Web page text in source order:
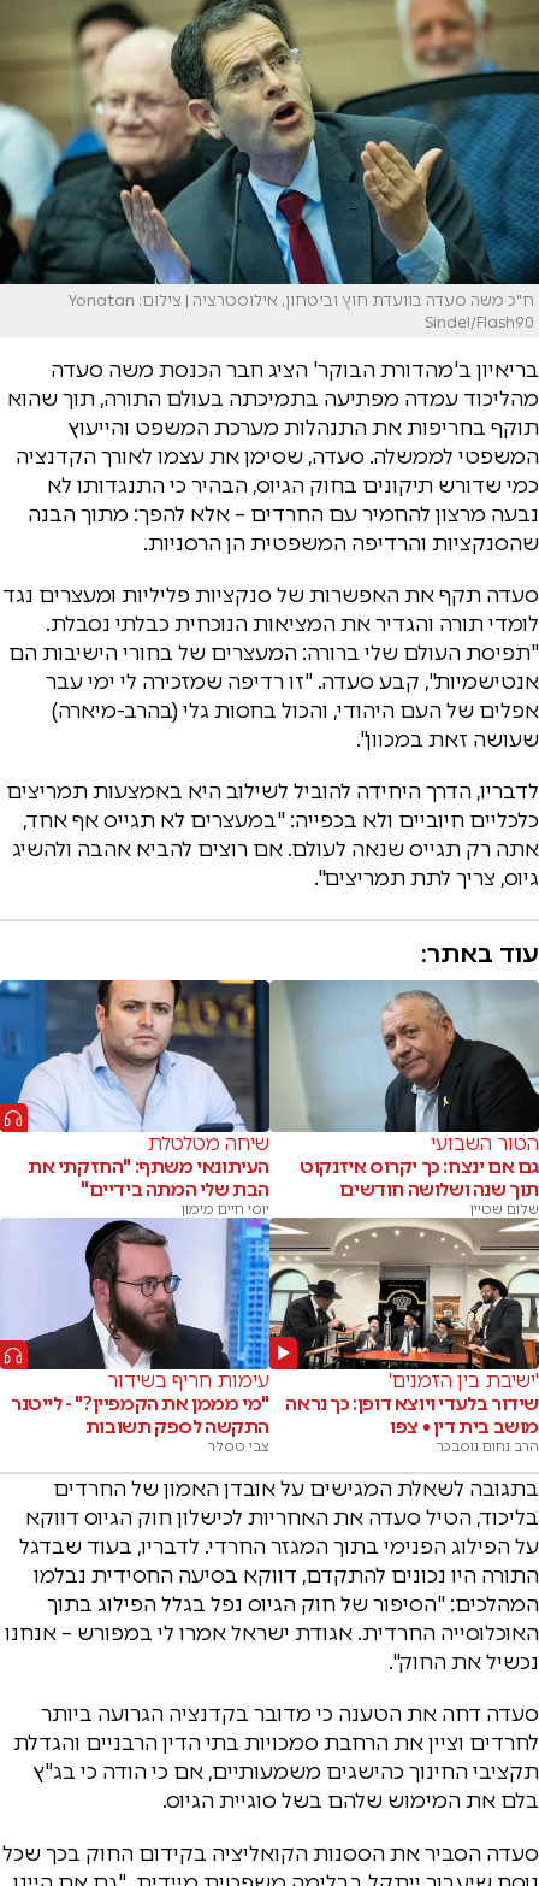
ח"כ משה סעדה בוועדת חוץ וביטחון, אילוסטרציה | צילום: Yonatan
Sindel/Flash90
בריאיון ב'מהדורת הבוקר' הציג חבר הכנסת משה סעדה
מהליכוד עמדה מפתיעה בתמיכתה בעולם התורה, תוך שהוא
תוקף בחריפות את התנהלות מערכת המשפט והייעוץ
המשפטי לממשלה. סעדה, שסימן את עצמו לאורך הקדנציה
כמי שדורש תיקונים בחוק הגיוס, הבהיר כי התנגדותו לא
נבעה מרצון להחמיר עם החרדים – אלא להפך: מתוך הבנה
שהסנקציות והרדיפה המשפטית הן הרסניות.
סעדה תקף את האפשרות של סנקציות פליליות ומעצרים נגד
לומדי תורה והגדיר את המציאות הנוכחית כבלתי נסבלת.
"תפיסת העולם שלי ברורה: המעצרים של בחורי הישיבות הם
אנטישמיות", קבע סעדה. "זו רדיפה שמזכירה לי ימי עבר
אפלים של העם היהודי, והכול בחסות גלי (בהרב-מיארה)
שעושה זאת במכוון".
לדבריו, הדרך היחידה להוביל לשילוב היא באמצעות תמריצים
כלכליים חיוביים ולא בכפייה: "במעצרים לא תגייס אף אחד,
אתה רק תגייס שנאה לעולם. אם רוצים להביא אהבה ולהשיג
גיוס, צריך לתת תמריצים".
עוד באתר:
הטור השבועי
גם אם ינצח: כך יקרוס איזנקוט
תוך שנה ושלושה חודשים
שלום שטיין
שיחה מטלטלת
העיתונאי משתף: "החזקתי את
הבת שלי המתה בידיים"
יוסי חיים מימון
'ישיבת בין הזמנים'
שידור בלעדי ויוצא דופן: כך נראה
מושב בית דין • צפו
הרב נחום נוסבכר
עימות חריף בשידור
"מי מממן את הקמפיין?" - לייטנר
התקשה לספק תשובות
צבי טסלר
בתגובה לשאלת המגישים על אובדן האמון של החרדים
בליכוד, הטיל סעדה את האחריות לכישלון חוק הגיוס דווקא
על הפילוג הפנימי בתוך המגזר החרדי. לדבריו, בעוד שבדגל
התורה היו נכונים להתקדם, דווקא בסיעה החסידית נבלמו
המהלכים: "הסיפור של חוק הגיוס נפל בגלל הפילוג בתוך
האוכלוסייה החרדית. אגודת ישראל אמרו לי במפורש – אנחנו
נכשיל את החוק".
סעדה דחה את הטענה כי מדובר בקדנציה הגרועה ביותר
לחרדים וציין את הרחבת סמכויות בתי הדין הרבניים והגדלת
תקציבי החינוך כהישגים משמעותיים, אם כי הודה כי בג"ץ
בלם את המימוש שלהם בשל סוגיית הגיוס.
סעדה הסביר את הססנות הקואליציה בקידום החוק בכך שכל